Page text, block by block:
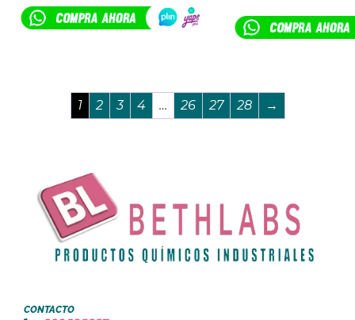
1 2 3 4 … 26 27 28 →
CONTACTO